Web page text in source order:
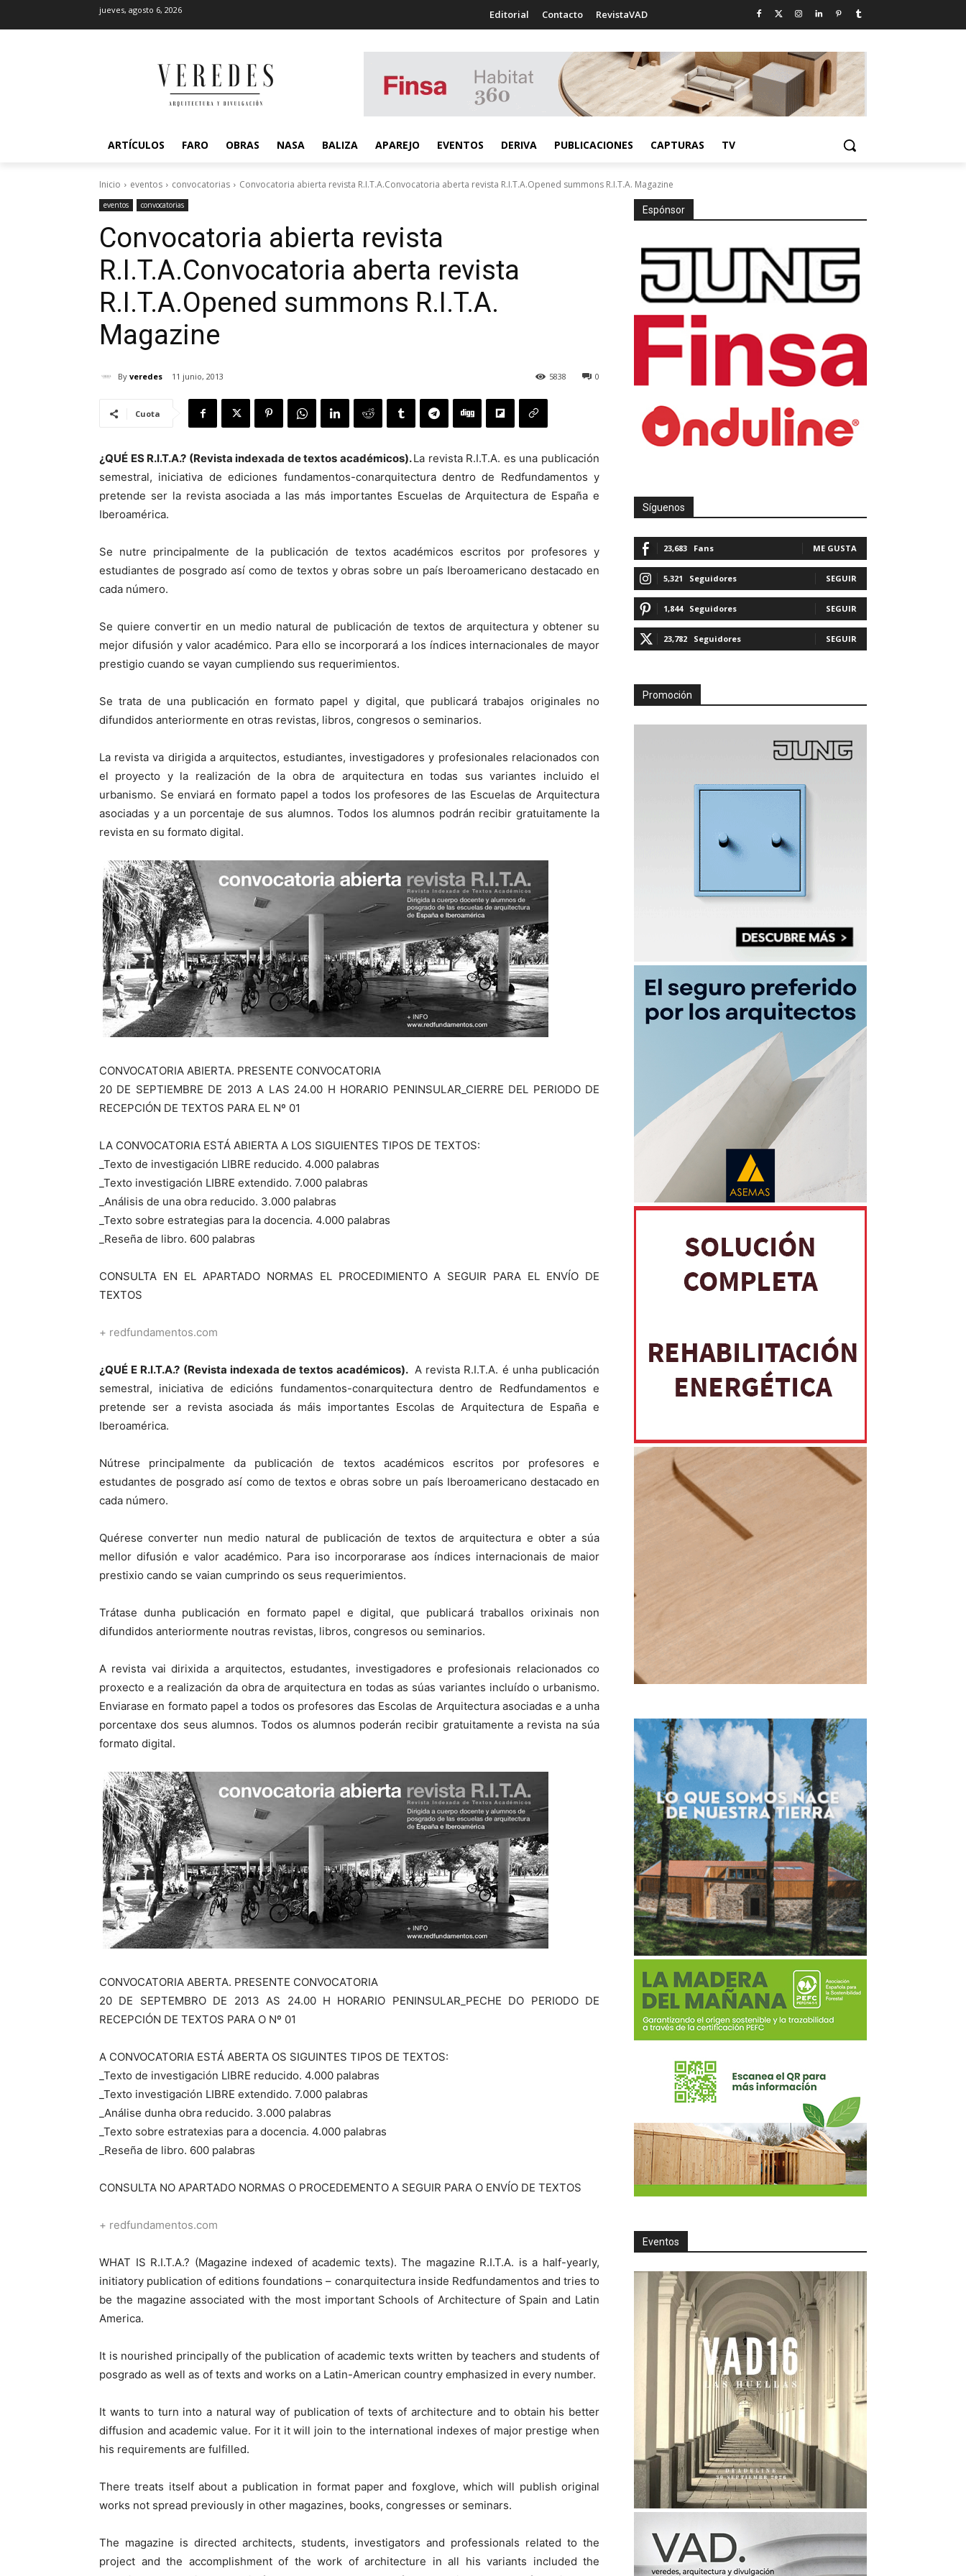
jueves, agosto 6, 2026 Editorial Contacto RevistaVAD
ARTÍCULOS FARO OBRAS NASA BALIZA APAREJO EVENTOS DERIVA PUBLICACIONES CAPTURAS TV
Inicio eventos convocatorias Convocatoria abierta revista R.I.T.A.Convocatoria aberta revista R.I.T.A.Opened summons R.I.T.A. Magazine
eventos convocatorias
Convocatoria abierta revista
R.I.T.A.Convocatoria aberta revista
R.I.T.A.Opened summons R.I.T.A.
Magazine
By veredes 11 junio, 2013 0
5838
Cuota
¿QUÉ ES R.I.T.A.? (Revista indexada de textos académicos).La revista R.I.T.A. es una publicación
semestral, iniciativa de ediciones fundamentos-conarquitectura dentro de Redfundamentos y
pretende ser la revista asociada a las más importantes Escuelas de Arquitectura de España e
Iberoamérica.
Se nutre principalmente de la publicación de textos académicos escritos por profesores y
estudiantes de posgrado así como de textos y obras sobre un país Iberoamericano destacado en
cada número.
Se quiere convertir en un medio natural de publicación de textos de arquitectura y obtener su
mejor difusión y valor académico. Para ello se incorporará a los índices internacionales de mayor
prestigio cuando se vayan cumpliendo sus requerimientos.
Se trata de una publicación en formato papel y digital, que publicará trabajos originales no
difundidos anteriormente en otras revistas, libros, congresos o seminarios.
La revista va dirigida a arquitectos, estudiantes, investigadores y profesionales relacionados con
el proyecto y la realización de la obra de arquitectura en todas sus variantes incluido el
urbanismo. Se enviará en formato papel a todos los profesores de las Escuelas de Arquitectura
asociadas y a un porcentaje de sus alumnos. Todos los alumnos podrán recibir gratuitamente la
revista en su formato digital.
CONVOCATORIA ABIERTA. PRESENTE CONVOCATORIA
20 DE SEPTIEMBRE DE 2013 A LAS 24.00 H HORARIO PENINSULAR_CIERRE DEL PERIODO DE
RECEPCIÓN DE TEXTOS PARA EL Nº 01
LA CONVOCATORIA ESTÁ ABIERTA A LOS SIGUIENTES TIPOS DE TEXTOS:
_Texto de investigación LIBRE reducido. 4.000 palabras
_Texto investigación LIBRE extendido. 7.000 palabras
_Análisis de una obra reducido. 3.000 palabras
_Texto sobre estrategias para la docencia. 4.000 palabras
_Reseña de libro. 600 palabras
CONSULTA EN EL APARTADO NORMAS EL PROCEDIMIENTO A SEGUIR PARA EL ENVÍO DE
TEXTOS
+ redfundamentos.com
¿QUÉ E R.I.T.A.? (Revista indexada de textos académicos). A revista R.I.T.A. é unha publicación
semestral, iniciativa de edicións fundamentos-conarquitectura dentro de Redfundamentos e
pretende ser a revista asociada ás máis importantes Escolas de Arquitectura de España e
Iberoamérica.
Nútrese principalmente da publicación de textos académicos escritos por profesores e
estudantes de posgrado así como de textos e obras sobre un país Iberoamericano destacado en
cada número.
Quérese converter nun medio natural de publicación de textos de arquitectura e obter a súa
mellor difusión e valor académico. Para iso incorporarase aos índices internacionais de maior
prestixio cando se vaian cumprindo os seus requerimientos.
Trátase dunha publicación en formato papel e digital, que publicará traballos orixinais non
difundidos anteriormente noutras revistas, libros, congresos ou seminarios.
A revista vai dirixida a arquitectos, estudantes, investigadores e profesionais relacionados co
proxecto e a realización da obra de arquitectura en todas as súas variantes incluído o urbanismo.
Enviarase en formato papel a todos os profesores das Escolas de Arquitectura asociadas e a unha
porcentaxe dos seus alumnos. Todos os alumnos poderán recibir gratuitamente a revista na súa
formato digital.
CONVOCATORIA ABERTA. PRESENTE CONVOCATORIA
20 DE SEPTEMBRO DE 2013 AS 24.00 H HORARIO PENINSULAR_PECHE DO PERIODO DE
RECEPCIÓN DE TEXTOS PARA O Nº 01
A CONVOCATORIA ESTÁ ABERTA OS SIGUINTES TIPOS DE TEXTOS:
_Texto de investigación LIBRE reducido. 4.000 palabras
_Texto investigación LIBRE extendido. 7.000 palabras
_Análise dunha obra reducido. 3.000 palabras
_Texto sobre estratexias para a docencia. 4.000 palabras
_Reseña de libro. 600 palabras
CONSULTA NO APARTADO NORMAS O PROCEDEMENTO A SEGUIR PARA O ENVÍO DE TEXTOS
+ redfundamentos.com
WHAT IS R.I.T.A.? (Magazine indexed of academic texts). The magazine R.I.T.A. is a half-yearly,
initiatory publication of editions foundations – conarquitectura inside Redfundamentos and tries to
be the magazine associated with the most important Schools of Architecture of Spain and Latin
America.
It is nourished principally of the publication of academic texts written by teachers and students of
posgrado as well as of texts and works on a Latin-American country emphasized in every number.
It wants to turn into a natural way of publication of texts of architecture and to obtain his better
diffusion and academic value. For it it will join to the international indexes of major prestige when
his requirements are fulfilled.
There treats itself about a publication in format paper and foxglove, which will publish original
works not spread previously in other magazines, books, congresses or seminars.
The magazine is directed architects, students, investigators and professionals related to the
project and the accomplishment of the work of architecture in all his variants included the
Espónsor
Síguenos
23,683 Fans ME GUSTA
5,321 Seguidores SEGUIR
1,844 Seguidores SEGUIR
23,782 Seguidores SEGUIR
Promoción
Eventos